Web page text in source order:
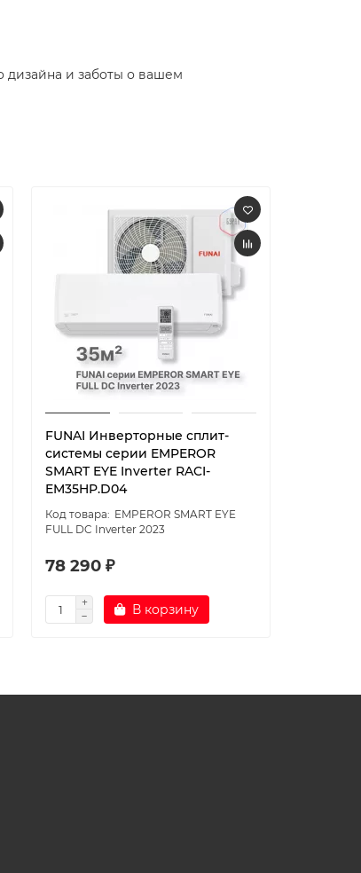
дизайна и заботы о вашем
FUNAI Инверторные сплит-
системы серии EMPEROR
SMART EYE Inverter RACI-
EM35HP.D04
EMPEROR SMART EYE
FULL DC Inverter 2023
78 290 ₽
В корзину